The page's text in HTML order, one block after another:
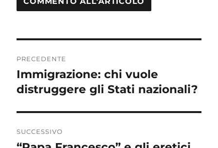
articoli
PRECEDENTE
Articolo
precedente:
Immigrazione: chi vuole
distruggere gli Stati nazionali?
SUCCESSIVO